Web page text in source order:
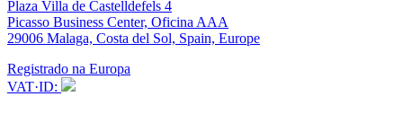
Plaza Villa de Castelldefels 4
Picasso Business Center, Oficina AAA
29006 Malaga, Costa del Sol, Spain, Europe
Registrado na Europa
VAT·ID: